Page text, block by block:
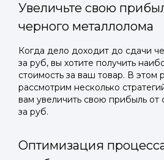
Увеличьте свою
черного металлолома
Когда дело доходит до сдачи
за руб, вы хотите получить
стоимость за ваш товар. В этом
рассмотрим несколько
вам увеличить свою прибыль от
за руб.
Оптимизация